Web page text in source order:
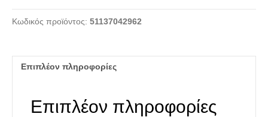
ΧΡΩΜΙΟ/
ΜΑΥΡΗ)
Κωδικός προϊόντος: 51137042962
Επιπλέον πληροφορίες
Επιπλέον πληροφορίες